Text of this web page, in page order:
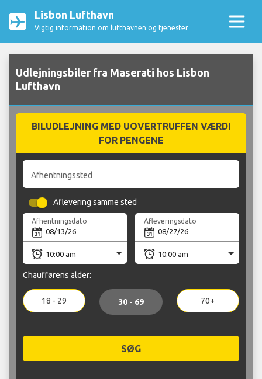
Lisbon Lufthavn
Vigtig information om lufthavnen og tjenester
Udlejningsbiler fra Maserati hos Lisbon
Lufthavn
BILUDLEJNING MED UOVERTRUFFEN VÆRDI
FOR PENGENE
Afhentningssted
Aflevering samme sted
Afhentningsdato Afleveringsdato
Chaufførens alder:
18 - 29 30 - 69 70+
SØG